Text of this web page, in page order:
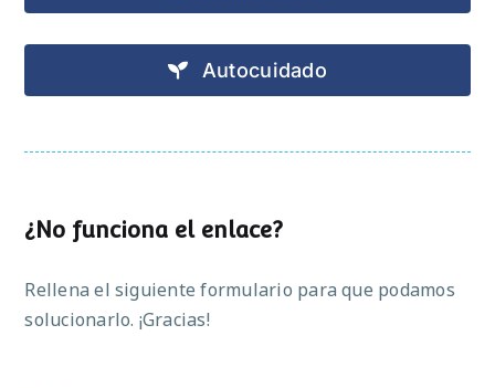
Autocuidado
¿No funciona el enlace?
Rellena el siguiente formulario para que podamos
solucionarlo. ¡Gracias!